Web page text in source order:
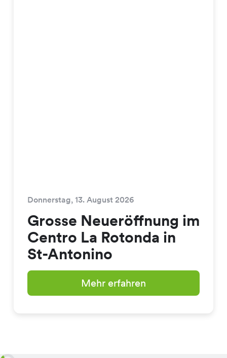
Donnerstag, 13. August 2026
Grosse Neueröffnung im
Centro La Rotonda in
St-Antonino
Mehr erfahren